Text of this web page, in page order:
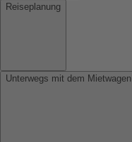
Reiseplanung
Unterwegs mit dem Mietwagen